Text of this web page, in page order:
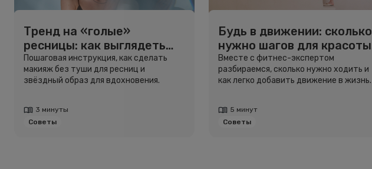
Тренд на «голые»
ресницы: как выглядеть
свежо, не используя тушь
Пошаговая инструкция, как сделать
макияж без туши для ресниц и
звёздный образ для вдохновения.
3 минуты
Советы
Будь в движении: сколько
нужно шагов для красоты
и здоровья
Вместе с фитнес-экспертом
разбираемся, сколько нужно ходить и
как легко добавить движение в жизнь.
5 минут
Советы